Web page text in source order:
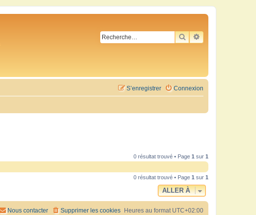
RECHERCHER
RECHERCHE
Connexion
S’enregistrer
0 résultat trouvé • Page 1 sur 1
0 résultat trouvé • Page 1 sur 1
ALLER À
Heures au format UTC+02:00
Supprimer les cookies
Nous contacter